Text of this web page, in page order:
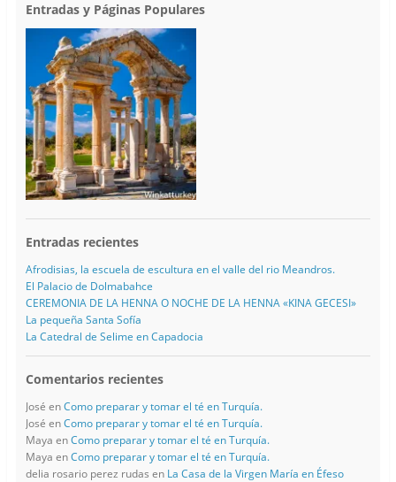
Entradas y Páginas Populares
Entradas recientes
Afrodisias, la escuela de escultura en el valle del rio Meandros.
El Palacio de Dolmabahce
CEREMONIA DE LA HENNA O NOCHE DE LA HENNA «KINA GECESI»
La pequeña Santa Sofía
La Catedral de Selime en Capadocia
Comentarios recientes
José enComo preparar y tomar el té en Turquía.
José enComo preparar y tomar el té en Turquía.
Maya enComo preparar y tomar el té en Turquía.
Maya enComo preparar y tomar el té en Turquía.
delia rosario perez rudas en La Casa de la Virgen María en Éfeso